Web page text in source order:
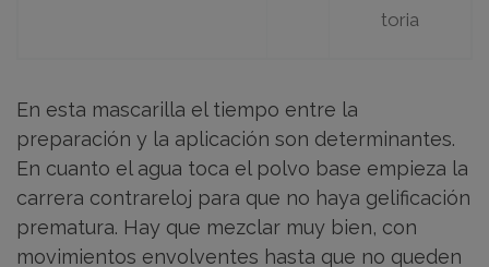
toria
En esta mascarilla el tiempo entre la
preparación y la aplicación son determinantes.
En cuanto el agua toca el polvo base empieza la
carrera contrareloj para que no haya gelificación
prematura. Hay que mezclar muy bien, con
movimientos envolventes hasta que no queden